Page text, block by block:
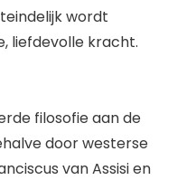
wordt
liefdevolle kracht.
filosofie aan de
door westerse
van Assisi en